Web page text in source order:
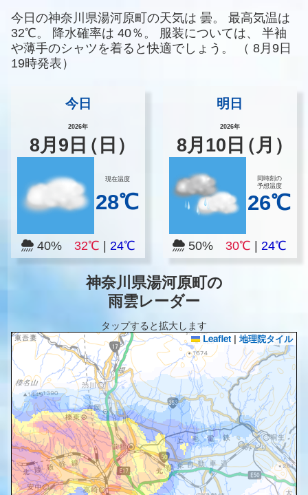
今日の神奈川県湯河原町の天気は 曇。
最高気温は
32℃。
降水確率は 40％。 服装については、
半袖
や薄手のシャツを着ると快適でしょう。
（ 8月9日
19時発表）
今日
2026年
8月 9 日（日）
現在温度
28℃
40% 32℃ 24℃
明日
2026年
8月 10 日（月）
同時刻の
予想温度
26℃
50%30℃ |24℃
神奈川県湯河原町の
雨雲レーダー
タップすると拡大します
Leaflet | 地理院タイル